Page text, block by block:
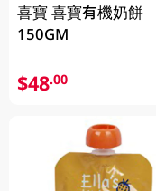
喜寶 喜寶有機奶餅
150GM
$48.00